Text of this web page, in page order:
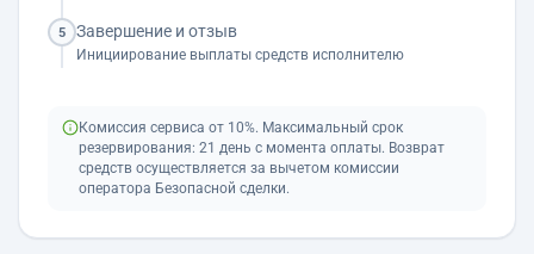
5 Завершение и отзыв
Инициирование выплаты средств исполнителю
Комиссия сервиса от 10%. Максимальный срок
резервирования: 21 день с момента оплаты. Возврат
средств осуществляется за вычетом комиссии
оператора Безопасной сделки.